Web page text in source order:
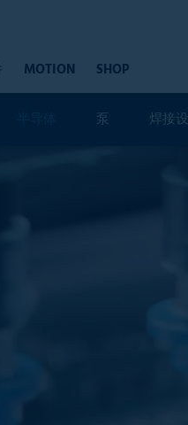
MOTION SHOP
泵 焊接